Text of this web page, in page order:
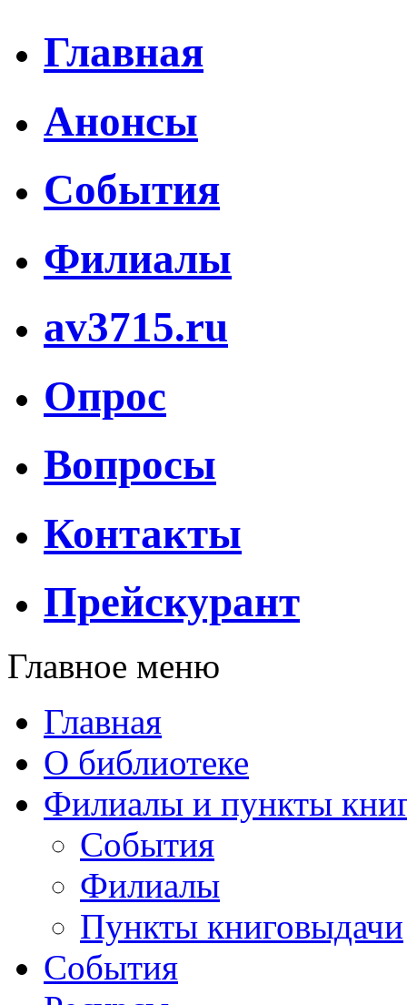
Главная
Анонсы
События
Филиалы
av3715.ru
Опрос
Вопросы
Контакты
Прейскурант
Главное меню
Главная
О библиотеке
Филиалы и пункты
События
Филиалы
Пункты книговыдачи
События